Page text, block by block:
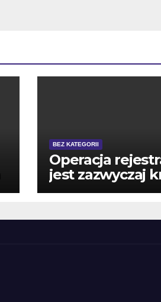
BEZ KATEGORII
Operacja
jest zazwyczaj
i mozesz